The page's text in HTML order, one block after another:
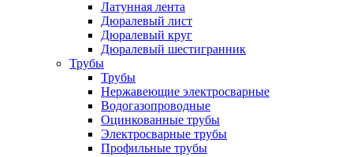
Латунная лента
Дюралевый лист
Дюралевый круг
Дюралевый шестигранник
Трубы
Трубы
Нержавеющие электросварные
Водогазопроводные
Оцинкованные трубы
Электросварные трубы
Профильные трубы